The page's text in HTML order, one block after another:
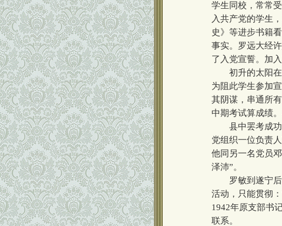
学生同校，常常
入共产党的学生
史》等进步书籍
事实。罗远大经
了入党宣誓。加
初升的太阳在
为阻此学生参加
其阴谋，串通所
中期考试算成绩
县中罢考成功
党组织一位负责
他同另一名党员
泽沛”。
罗敏到遂宁后
活动，只能贯彻
1942年原支部书
联系。